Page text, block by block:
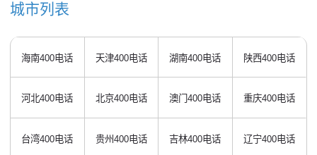
城市列表
海南400电话 天津400电话 湖南400电话 陕西400电话
河北400电话 北京400电话 澳门400电话 重庆400电话
台湾400电话 贵州400电话 吉林400电话 辽宁400电话